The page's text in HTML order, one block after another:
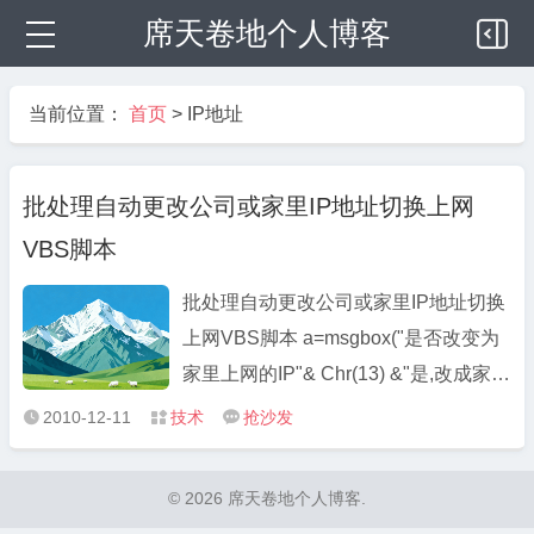
席天卷地个人博客
当前位置： 首页 > IP地址
批处理自动更改公司或家里IP地址切换上网
VBS脚本
批处理自动更改公司或家里IP地址切换
上网VBS脚本 a=msgbox("是否改变为
家里上网的IP"& Chr(13) &"是,改成家里
的"& Chr(13) &"否,改成公司的"&
Chr(13) &"取消不改变IP"& Chr(13) &
 2010-12-11  技术  抢沙发
© 2026 席天卷地个人博客.